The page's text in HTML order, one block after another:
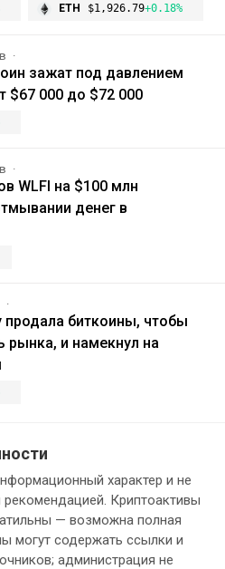
ETH $1,926.79+0.18%
зажат под давлением
$67 000 до $72 000
WLFI на $100 млн
денег в
биткоины, чтобы
рынка, и намекнул на
характер и не
рекомендацией. Криптоактивы
— возможна полная
могут содержать ссылки и
администрация не